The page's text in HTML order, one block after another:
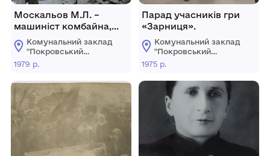
Москальов М.Л. –
машиніст комбайна,
наставник з
вінничанами С.
Кузьминським та
братами Шаповалами.
Шахта ім. Димитрова
виробничого
об’єднання
«Красноармійськвугілля».
Комунальний заклад
"Покровський
історичний музей"
1979 р.
Парад учасників гри
«Зарниця».
Комунальний заклад
"Покровський
історичний музей"
1975 р.